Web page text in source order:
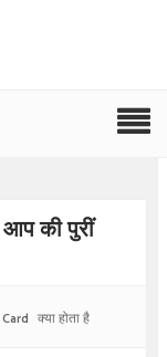
की पुरीं
क्या होता है